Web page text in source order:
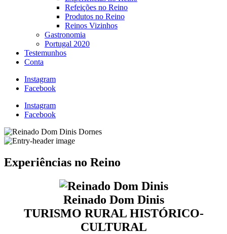
Refeições no Reino
Produtos no Reino
Reinos Vizinhos
Gastronomia
Portugal 2020
Testemunhos
Conta
Instagram
Facebook
Instagram
Facebook
Experiências no Reino
Reinado Dom Dinis
TURISMO RURAL HISTÓRICO-
CULTURAL